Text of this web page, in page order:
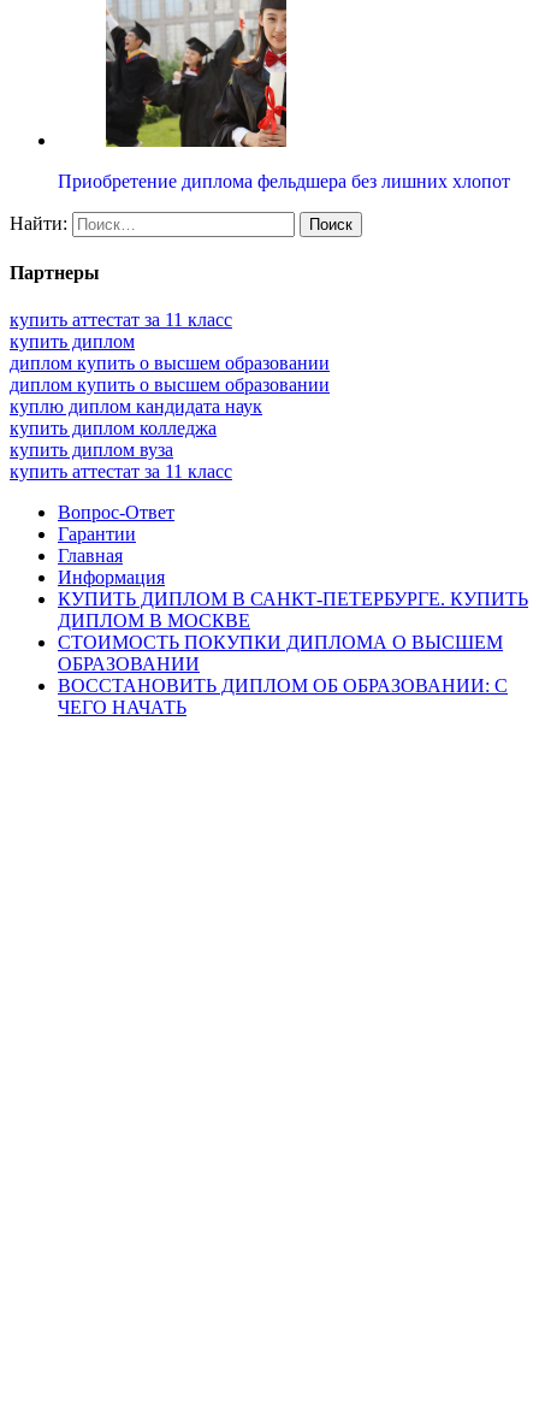
Приобретение диплома фельдшера без лишних хлопот
Найти:
Партнеры
купить аттестат за 11 класс
купить диплом
диплом купить о высшем образовании
диплом купить о высшем образовании
куплю диплом кандидата наук
купить диплом колледжа
купить диплом вуза
купить аттестат за 11 класс
Вопрос-Ответ
Гарантии
Главная
Информация
КУПИТЬ ДИПЛОМ В САНКТ-ПЕТЕРБУРГЕ. КУПИТЬ
ДИПЛОМ В МОСКВЕ
СТОИМОСТЬ ПОКУПКИ ДИПЛОМА О ВЫСШЕМ
ОБРАЗОВАНИИ
ВОССТАНОВИТЬ ДИПЛОМ ОБ ОБРАЗОВАНИИ: С
ЧЕГО НАЧАТЬ